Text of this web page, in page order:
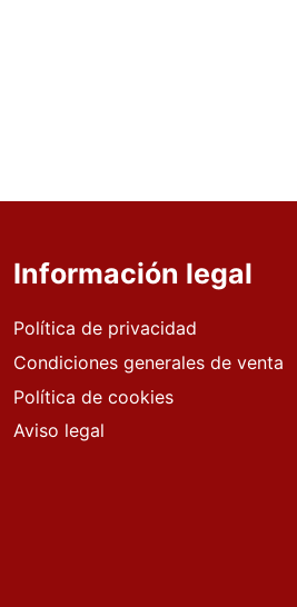
Información legal
Política de privacidad
Condiciones generales de venta
Política de cookies
Aviso legal